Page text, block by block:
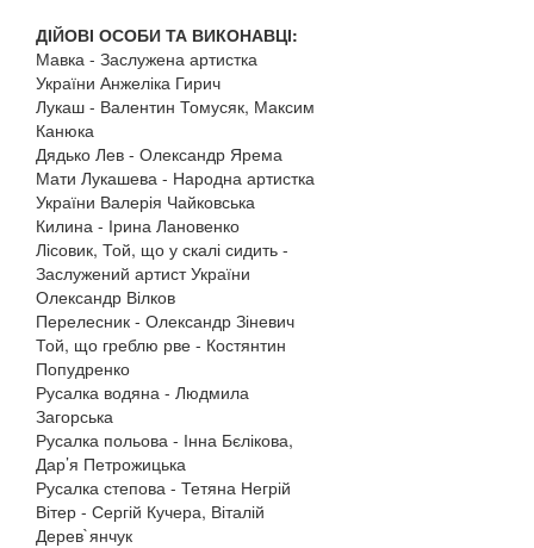
ДІЙОВІ ОСОБИ ТА ВИКОНАВЦІ:
Мавка - Заслужена артистка
України Анжеліка Гирич
Лукаш - Валентин Томусяк, Максим
Канюка
Дядько Лев - Олександр Ярема
Мати Лукашева - Народна артистка
України Валерія Чайковська
Килина - Ірина Лановенко
Лісовик, Той, що у скалі сидить -
Заслужений артист України
Олександр Вілков
Перелесник - Олександр Зіневич
Той, що греблю рве - Костянтин
Попудренко
Русалка водяна - Людмила
Загорська
Русалка польова - Інна Бєлікова,
Дар’я Петрожицька
Русалка степова - Тетяна Негрій
Вітер - Сергій Кучера, Віталій
Дерев`янчук